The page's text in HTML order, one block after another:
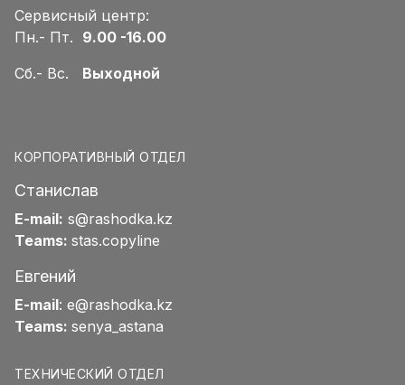
Сервисный центр:
Пн.- Пт. 9.00 -16.00
Сб.- Вс. Выходной
КОРПОРАТИВНЫЙ ОТДЕЛ
Станислав
E-mail: s@rashodka.kz
Teams: stas.copyline
Евгений
E-mail: e@rashodka.kz
Teams: senya_astana
ТЕХНИЧЕСКИЙ ОТДЕЛ